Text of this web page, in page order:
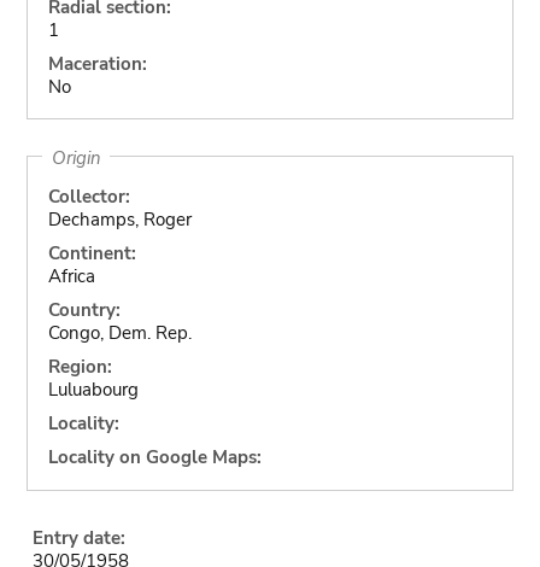
Radial section:
1
Maceration:
No
Origin
Collector:
Dechamps, Roger
Continent:
Africa
Country:
Congo, Dem. Rep.
Region:
Luluabourg
Locality:
Locality on Google Maps:
Entry date:
30/05/1958